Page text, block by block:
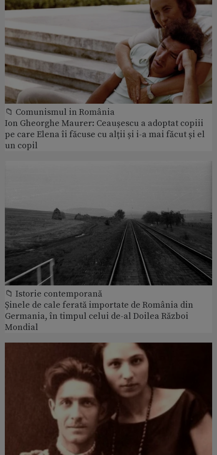
📁 Comunismul in România
Ion Gheorghe Maurer: Ceaușescu a adoptat copiii
pe care Elena îi făcuse cu alții și i-a mai făcut și el
un copil
📁 Istorie contemporană
Șinele de cale ferată importate de România din
Germania, în timpul celui de-al Doilea Război
Mondial